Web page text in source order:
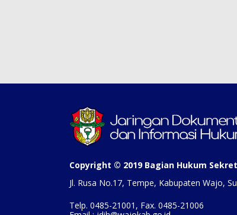
Copyright © 2019 Bagian Hukum
Jl. Rusa No.17, Tempe, Kabupaten Wajo,
Telp. 0485-21001, Fax. 0485-21006